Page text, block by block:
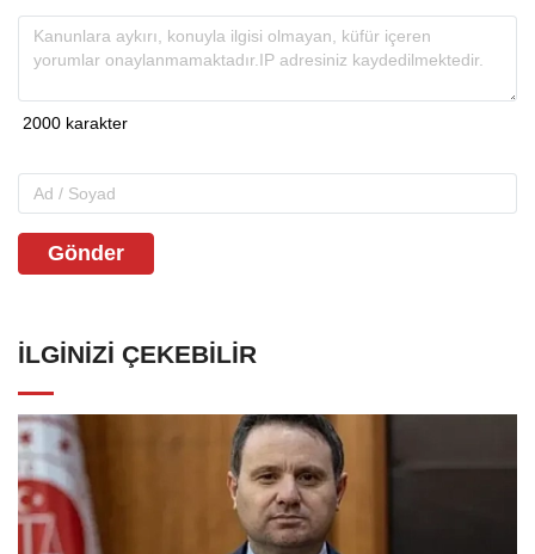
Gönder
İLGINIZI ÇEKEBILIR